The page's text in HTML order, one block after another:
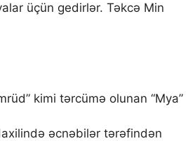
üçün gedirlər. Təkcə Min
kimi tərcümə olunan “Mya”
əcnəbilər tərəfindən